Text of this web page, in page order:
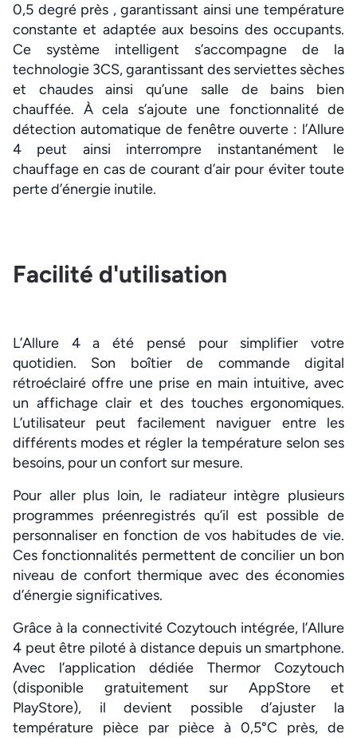
0,5 degré près , garantissant ainsi une température
constante et adaptée aux besoins des occupants.
Ce système intelligent s’accompagne de la
technologie 3CS, garantissant des serviettes sèches
et chaudes ainsi qu’une salle de bains bien
chauffée. À cela s’ajoute une fonctionnalité de
détection automatique de fenêtre ouverte : l’Allure
4 peut ainsi interrompre instantanément le
chauffage en cas de courant d’air pour éviter toute
perte d’énergie inutile.
Facilité d'utilisation
L’Allure 4 a été pensé pour simplifier votre
quotidien. Son boîtier de commande digital
rétroéclairé offre une prise en main intuitive, avec
un affichage clair et des touches ergonomiques.
L’utilisateur peut facilement naviguer entre les
différents modes et régler la température selon ses
besoins, pour un confort sur mesure.
Pour aller plus loin, le radiateur intègre plusieurs
programmes préenregistrés qu’il est possible de
personnaliser en fonction de vos habitudes de vie.
Ces fonctionnalités permettent de concilier un bon
niveau de confort thermique avec des économies
d’énergie significatives.
Grâce à la connectivité Cozytouch intégrée, l’Allure
4 peut être piloté à distance depuis un smartphone.
Avec l’application dédiée Thermor Cozytouch
(disponible gratuitement sur AppStore et
PlayStore), il devient possible d’ajuster la
température pièce par pièce à 0,5°C près, de